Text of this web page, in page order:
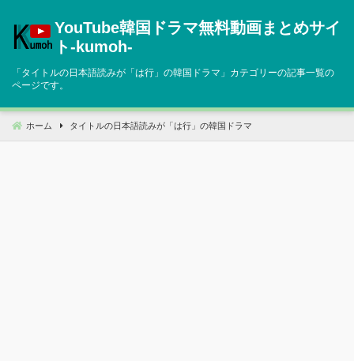
移
YouTube韓国ドラマ無料動画まとめサイ
ト‐kumoh‐
「タイトルの日本語読みが「は行」の韓国ドラマ」カテゴリーの記事一覧の
ページです。
ホーム タイトルの日本語読みが「は行」の韓国ドラマ